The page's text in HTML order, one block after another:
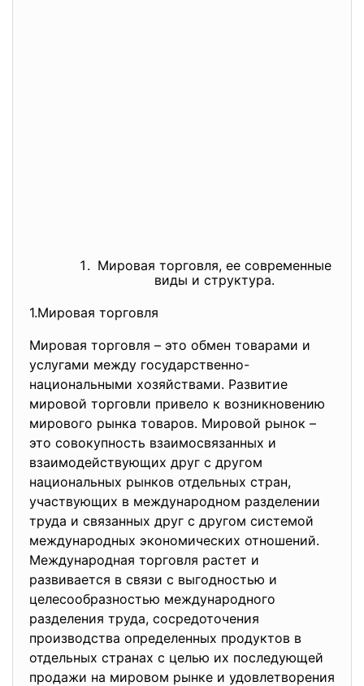
Мировая торговля, ее современные
виды и структура.
1.Мировая торговля
Мировая торговля – это обмен товарами и
услугами между государственно-
национальными хозяйствами. Развитие
мировой торговли привело к возникновению
мирового рынка товаров. Мировой рынок –
это совокупность взаимосвязанных и
взаимодействующих друг с другом
национальных рынков отдельных стран,
участвующих в международном разделении
труда и связанных друг с другом системой
международных экономических отношений.
Международная торговля растет и
развивается в связи с выгодностью и
целесообразностью международного
разделения труда, сосредоточения
производства определенных продуктов в
отдельных странах с целью их последующей
продажи на мировом рынке и удовлетворения